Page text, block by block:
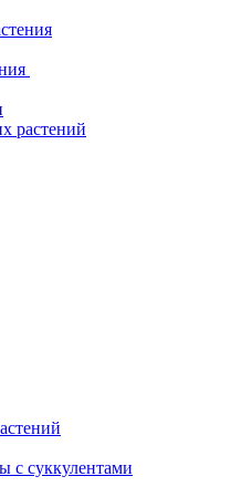
растений
с суккулентами